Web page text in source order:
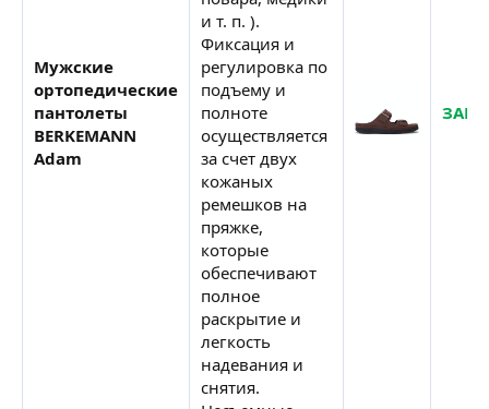
Мужские
ортопедические
пантолеты
BERKEMANN
Adam
и т. п. ).
Фиксация и
регулировка по
подъему и
полноте
осуществляется
за счет двух
кожаных
ремешков на
пряжке,
которые
обеспечивают
полное
раскрытие и
легкость
надевания и
снятия.